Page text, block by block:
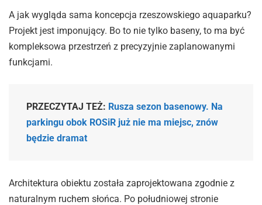
A jak wygląda sama koncepcja rzeszowskiego aquaparku?
Projekt jest imponujący. Bo to nie tylko baseny, to ma być
kompleksowa przestrzeń z precyzyjnie zaplanowanymi
funkcjami.
PRZECZYTAJ TEŻ: Rusza sezon basenowy. Na
parkingu obok ROSiR już nie ma miejsc, znów
będzie dramat
Architektura obiektu została zaprojektowana zgodnie z
naturalnym ruchem słońca. Po południowej stronie